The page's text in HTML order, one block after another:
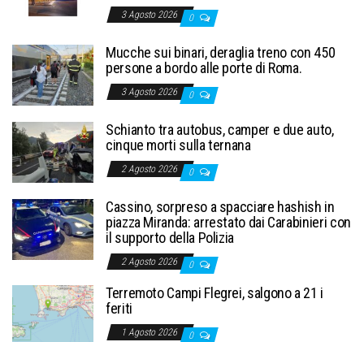
3 Agosto 2026 0
Mucche sui binari, deraglia treno con 450
persone a bordo alle porte di Roma.
3 Agosto 2026 0
Schianto tra autobus, camper e due auto,
cinque morti sulla ternana
2 Agosto 2026 0
Cassino, sorpreso a spacciare hashish in
piazza Miranda: arrestato dai Carabinieri con
il supporto della Polizia
2 Agosto 2026 0
Terremoto Campi Flegrei, salgono a 21 i
feriti
1 Agosto 2026 0